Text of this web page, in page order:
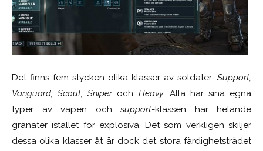
Det finns fem stycken olika klasser av soldater: Support,
Vanguard, Scout, Sniper och Heavy. Alla har sina egna
typer av vapen och support-klassen har helande
granater istället för explosiva. Det som verkligen skiljer
dessa olika klasser åt är dock det stora färdighetsträdet